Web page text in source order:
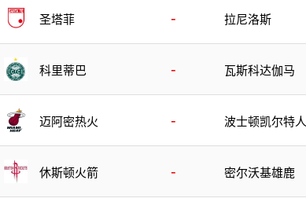
圣塔菲 - 拉尼洛斯
科里蒂巴 - 瓦斯科达伽马
迈阿密热火 - 波士顿凯尔特人
休斯顿火箭 - 密尔沃基雄鹿